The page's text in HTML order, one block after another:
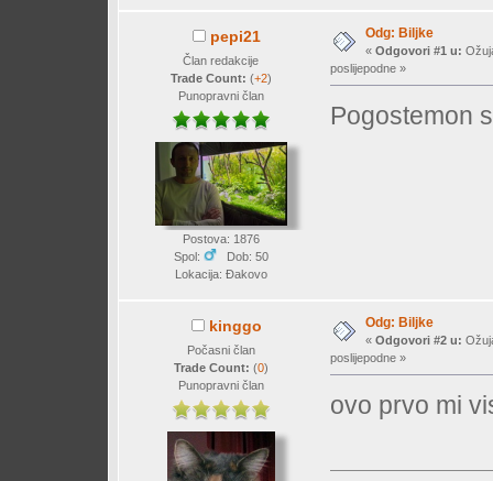
pepi21
Član redakcije
Trade Count: (+2)
Punopravni član
Postova: 1876
Spol:
Dob: 50
Lokacija: Đakovo
Odg: Biljke
« Odgovori #1 u:
poslijepodne »
Pogostemon
kinggo
Počasni član
Trade Count: (0)
Punopravni član
Odg: Biljke
« Odgovori #2 u:
poslijepodne »
ovo prvo mi